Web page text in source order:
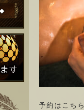
予約はこち